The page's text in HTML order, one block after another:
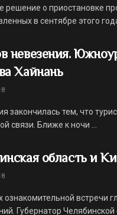
решение о приостановке
в сентябре этого
невезения.
Хайнань
закончилась тем, что
связи. Ближе к ночи ...
область и
ознакомительной встречи
Губернатор